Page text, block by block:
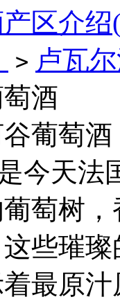
区介绍
> 卢瓦
酒
葡萄酒
今天法
萄树
些璀
最原